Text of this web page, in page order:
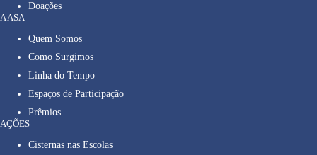
Doações
A ASA
Quem Somos
Como Surgimos
Linha do Tempo
Espaços de Participação
Prêmios
AÇÕES
Cisternas nas Escolas